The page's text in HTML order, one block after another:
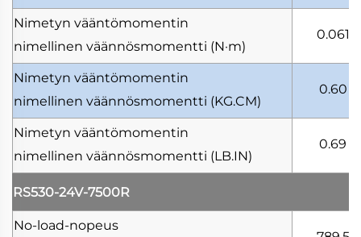
Nimetyn vääntömomentin
nimellinen väännösmomentti (N·m)
0.061
Nimetyn vääntömomentin
nimellinen väännösmomentti (KG.CM)
0.60
Nimetyn vääntömomentin
nimellinen väännösmomentti (LB.IN)
0.69
RS530-24V-7500R
No-load-nopeus